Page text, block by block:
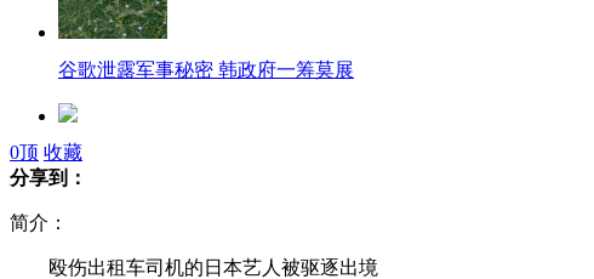
谷歌泄露军事秘密 韩政府一筹莫展
空军直升机编队远程海上搜救训练
0顶 收藏
分享到：
简介：
殴伤出租车司机的日本艺人被驱逐出境